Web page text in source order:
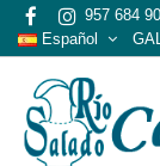
957 684
Español